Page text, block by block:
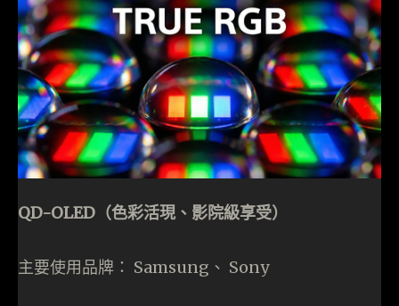
QD-OLED（色彩活現、影院級享受）
主要使用品牌： Samsung、 Sony